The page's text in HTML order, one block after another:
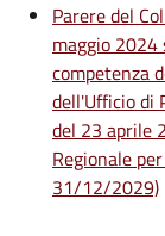
Parere del
maggio 2024
competenza
dell'Ufficio di
del 23 aprile
Regionale
31/12/2029)